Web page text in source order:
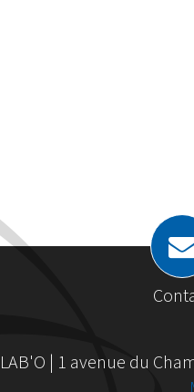
| 1 avenue du